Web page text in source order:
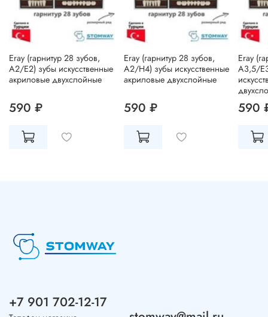
Eray (гарнитур 28 зубов,
A2/E2) зубы искусственные
акриловые двухслойные
590 ₽
Eray (гарнитур 28 зубов,
A2/H4) зубы искусственные
акриловые двухслойные
590 ₽
Eray
A3,5/
590
+7 901 702-12-17